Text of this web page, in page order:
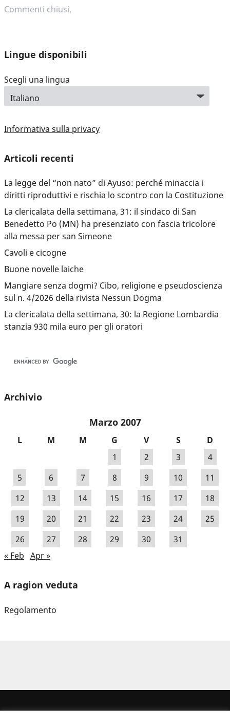
Commenti chiusi.
Lingue disponibili
Scegli una lingua
Informativa sulla privacy
Articoli recenti
La legge del “non nato” di Ayuso: perché minaccia i
diritti riproduttivi e rischia lo scontro con la Costituzione
La clericalata della settimana, 31: il sindaco di San
Benedetto Po (MN) ha presenziato con fascia tricolore
alla messa per san Simeone
Cavoli e cicogne
Buone novelle laiche
Mangiare senza dogmi? Cibo, religione e pseudoscienza
sul n. 4/2026 della rivista Nessun Dogma
La clericalata della settimana, 30: la Regione Lombardia
stanzia 930 mila euro per gli oratori
Archivio
Marzo 2007
L M M G V S
D
1
2 3
4
5
6 7 8 9 10
11
12
13 14 15 16 17
18
19
20 21 22 23 24
25
26
27 28 29 30
31
« Feb Apr »
A ragion veduta
Regolamento